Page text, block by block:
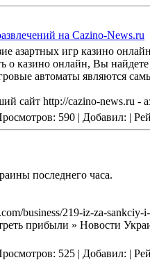
на Cazino-News.ru
азартных игр казино
о казино онлайн, Вы
автоматы являются
сайт http://cazino-news.ru -
590 | Добавил: |
последнего часа.
business/219-iz-za-
прибыли » Новости
525 | Добавил: |